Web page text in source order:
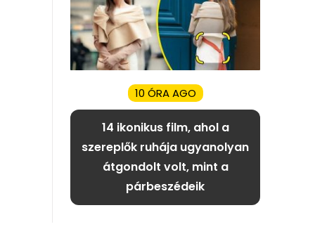
10 ÓRA AGO
14 ikonikus film, ahol a
szereplők ruhája ugyanolyan
átgondolt volt, mint a
párbeszédeik